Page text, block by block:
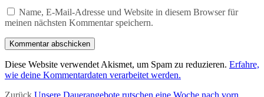
Name, E-Mail-Adresse und Website in diesem Browser für
meinen nächsten Kommentar speichern.
Diese Website verwendet Akismet, um Spam zu reduzieren. Erfahre,
wie deine Kommentardaten verarbeitet werden.
Zurück Vorheriger
Unsere Dauerangebote rutschen eine Woche nach vorn